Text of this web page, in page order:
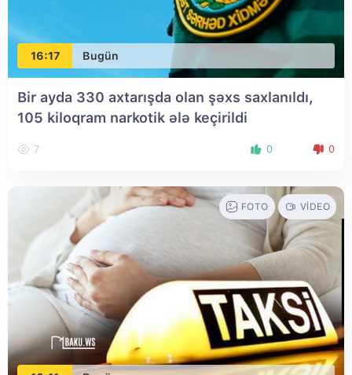
16:17 Bugün
Bir ayda 330 axtarışda olan şəxs saxlanıldı,
105 kiloqram narkotik ələ keçirildi
7 0 0
FOTO VIDEO